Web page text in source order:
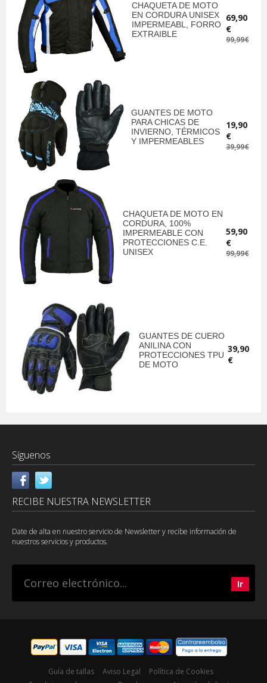
CHAQUETA DE MOTO
EN CORDURA UNISEX
IMPERMEABL, FORRO
EXTRAIBLE
69,90
€
99,99€
GUANTES DE MOTO
PARA CHICAS DE
INVIERNO, TÉRMICOS
Y IMPERMEABLES
19,90
€
39,99€
CHAQUETA DE MOTO EN
CORDURA, 100%
IMPERMEABLE CON
PROTECCIONES C.E.
UNISEX
59,90
€
99,99€
GUANTES DE CUERO
ANILINA CON
PROTECCIONES TPU
DE MOTO
39,90
€
Síguenos
RECIBE NUESTRA NEWSLETTER
Date de alta en nuestro servicio de Newsletter y recibe información de
nuestros servicios y productos.
Guía de tallas Aviso Legal
Política de Cookies